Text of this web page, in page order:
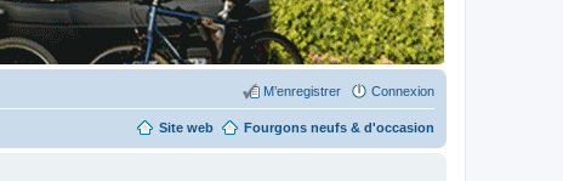
Connexion
M’enregistrer
Fourgons neufs & d'occasion
Site web